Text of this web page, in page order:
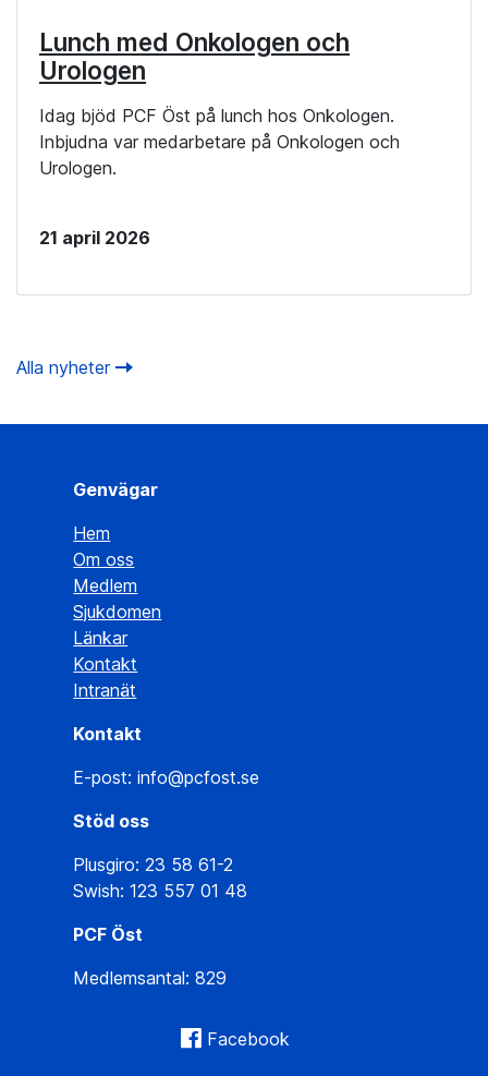
Lunch med Onkologen och
Urologen
Idag bjöd PCF Öst på lunch hos Onkologen.
Inbjudna var medarbetare på Onkologen och
Urologen.
21 april 2026
Alla nyheter
Genvägar
Hem
Om oss
Medlem
Sjukdomen
Länkar
Kontakt
Intranät
Kontakt
E-post: info@pcfost.se
Stöd oss
Plusgiro: 23 58 61-2
Swish: 123 557 01 48
PCF Öst
Medlemsantal: 829
Facebook